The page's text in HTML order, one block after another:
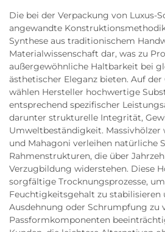
Die bei der Verpackung von Luxus-
angewandte
Synthese aus traditionischem
Materialwissenschaft dar, was zu
außergewöhnliche Haltbarkeit bei
ästhetischer Eleganz bieten. Auf
wählen Hersteller hochwertige
entsprechend spezifischer
darunter strukturelle Integrität,
Umweltbeständigkeit. Massivhölzer
und Mahagoni verleihen natürliche
Rahmenstrukturen, die über
Verzugbildung widerstehen. Diese
sorgfältige Trocknungsprozesse,
Feuchtigkeitsgehalt zu stabilisieren
Ausdehnung oder Schrumpfung zu
Passformkomponenten